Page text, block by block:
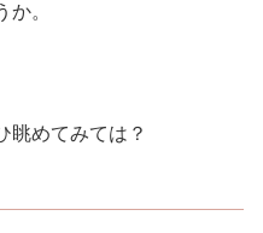
。
眺めてみては？